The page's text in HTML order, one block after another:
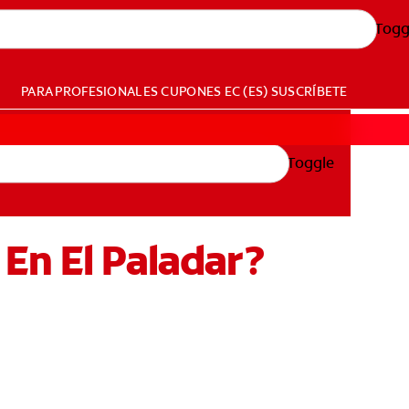
PARA PROFESIONALESCUPONES EC (ES) SUSCRÍBETE
Toggle
El Paladar?